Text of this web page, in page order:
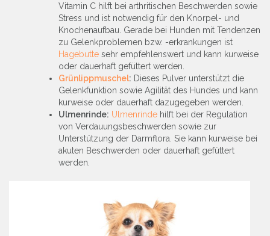
Vitamin C hilft bei arthritischen Beschwerden sowie
Stress und ist notwendig für den Knorpel- und
Knochenaufbau. Gerade bei Hunden mit Tendenzen
zu Gelenkproblemen bzw. -erkrankungen ist
Hagebutte sehr empfehlenswert und kann kurweise
oder dauerhaft gefüttert werden.
Grünlippmuschel: Dieses Pulver unterstützt die
Gelenkfunktion sowie Agilität des Hundes und kann
kurweise oder dauerhaft dazugegeben werden.
Ulmenrinde: Ulmenrinde hilft bei der Regulation
von Verdauungsbeschwerden sowie zur
Unterstützung der Darmflora. Sie kann kurweise bei
akuten Beschwerden oder dauerhaft gefüttert
werden.